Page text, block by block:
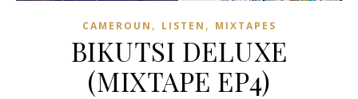
CAMEROUN , LISTEN , MIXTAPES
BIKUTSI DELUXE
(MIXTAPE EP4)